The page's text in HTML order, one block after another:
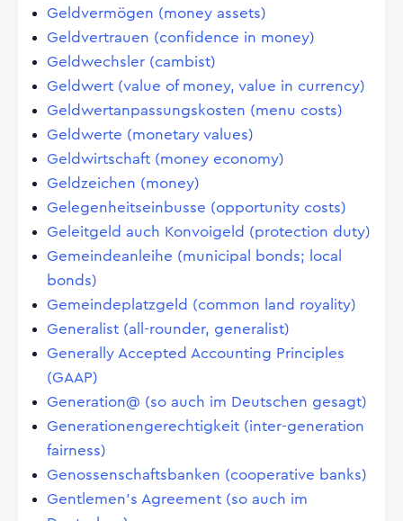
Geldvermögen (money assets)
Geldvertrauen (confidence in money)
Geldwechsler (cambist)
Geldwert (value of money, value in currency)
Geldwertanpassungskosten (menu costs)
Geldwerte (monetary values)
Geldwirtschaft (money economy)
Geldzeichen (money)
Gelegenheitseinbusse (opportunity costs)
Geleitgeld auch Konvoigeld (protection duty)
Gemeindeanleihe (municipal bonds; local
bonds)
Gemeindeplatzgeld (common land royality)
Generalist (all-rounder, generalist)
Generally Accepted Accounting Principles
(GAAP)
Generation@ (so auch im Deutschen gesagt)
Generationengerechtigkeit (inter-generation
fairness)
Genossenschaftsbanken (cooperative banks)
Gentlemen's Agreement (so auch im